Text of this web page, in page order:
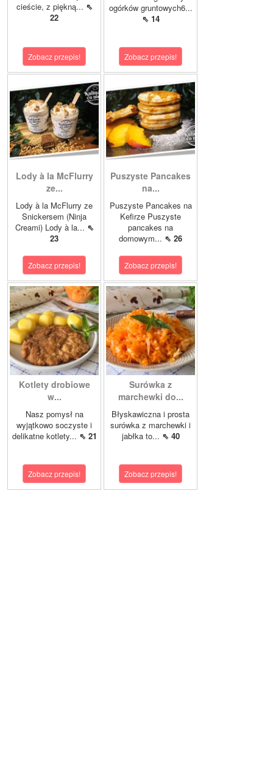
cieście, z piękną... ⇖
22
Zobacz przepis!
ogórków gruntowych6...
⇖ 14
Zobacz przepis!
Lody à la McFlurry
ze...
Lody à la McFlurry ze
Snickersem (Ninja
Creami) Lody à la... ⇖
23
Zobacz przepis!
Puszyste Pancakes
na...
Puszyste Pancakes na
Kefirze Puszyste
pancakes na
domowym... ⇖ 26
Zobacz przepis!
Kotlety drobiowe
w...
Nasz pomysł na
wyjątkowo soczyste i
delikatne kotlety... ⇖ 21
Zobacz przepis!
Surówka z
marchewki do...
Błyskawiczna i prosta
surówka z marchewki i
jabłka to... ⇖ 40
Zobacz przepis!